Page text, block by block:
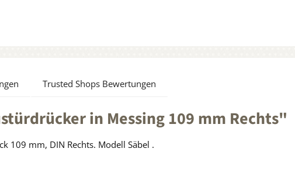
Trusted Shops Bewertungen
in Messing 109 mm Rechts"
109 mm, DIN Rechts. Modell Säbel .